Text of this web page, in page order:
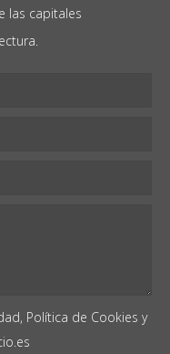
las capitales
Política de Cookies y